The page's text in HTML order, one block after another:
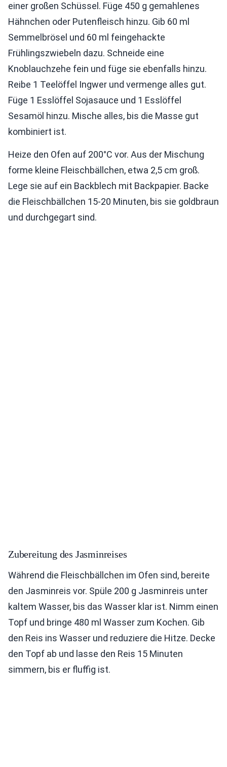
einer großen Schüssel. Füge 450 g gemahlenes
Hähnchen oder Putenfleisch hinzu. Gib 60 ml
Semmelbrösel und 60 ml feingehackte
Frühlingszwiebeln dazu. Schneide eine
Knoblauchzehe fein und füge sie ebenfalls hinzu.
Reibe 1 Teelöffel Ingwer und vermenge alles gut.
Füge 1 Esslöffel Sojasauce und 1 Esslöffel
Sesamöl hinzu. Mische alles, bis die Masse gut
kombiniert ist.
Heize den Ofen auf 200°C vor. Aus der Mischung
forme kleine Fleischbällchen, etwa 2,5 cm groß.
Lege sie auf ein Backblech mit Backpapier. Backe
die Fleischbällchen 15-20 Minuten, bis sie goldbraun
und durchgegart sind.
Zubereitung des Jasminreises
Während die Fleischbällchen im Ofen sind, bereite
den Jasminreis vor. Spüle 200 g Jasminreis unter
kaltem Wasser, bis das Wasser klar ist. Nimm einen
Topf und bringe 480 ml Wasser zum Kochen. Gib
den Reis ins Wasser und reduziere die Hitze. Decke
den Topf ab und lasse den Reis 15 Minuten
simmern, bis er fluffig ist.